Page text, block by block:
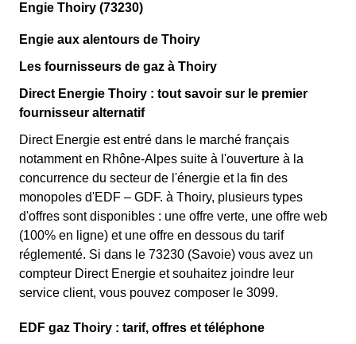
Engie Thoiry (73230)
Engie aux alentours de Thoiry
Les fournisseurs de gaz à Thoiry
Direct Energie Thoiry : tout savoir sur le premier
fournisseur alternatif
Direct Energie est entré dans le marché français
notamment en Rhône-Alpes suite à l'ouverture à la
concurrence du secteur de l'énergie et la fin des
monopoles d'EDF – GDF. à Thoiry, plusieurs types
d'offres sont disponibles : une offre verte, une offre web
(100% en ligne) et une offre en dessous du tarif
réglementé. Si dans le 73230 (Savoie) vous avez un
compteur Direct Energie et souhaitez joindre leur
service client, vous pouvez composer le 3099.
EDF gaz Thoiry : tarif, offres et téléphone